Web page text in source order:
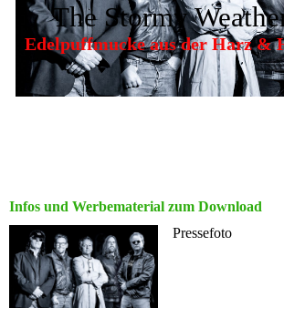
The Stormy
Edelpuffmucke aus der Harz &
Infos und Werbematerial zum Download
Pressefoto